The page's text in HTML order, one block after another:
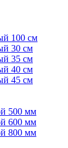
100 см
30 см
35 см
40 см
45 см
500 мм
600 мм
800 мм